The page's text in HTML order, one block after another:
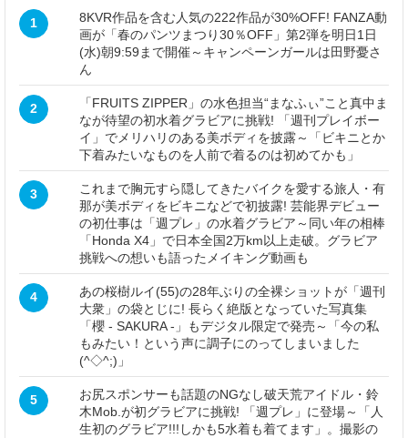
1
8KVR作品を含む人気の222作品が30%OFF! FANZA動
画が「春のパンツまつり30％OFF」第2弾を明日1日
(水)朝9:59まで開催～キャンペーンガールは田野憂さ
ん
2
「FRUITS ZIPPER」の水色担当“まなふぃ”こと真中ま
なが待望の初水着グラビアに挑戦! 「週刊プレイボー
イ」でメリハリのある美ボディを披露～「ビキニとか
下着みたいなものを人前で着るのは初めてかも」
3
これまで胸元すら隠してきたバイクを愛する旅人・有
那が美ボディをビキニなどで初披露! 芸能界デビュー
の初仕事は「週プレ」の水着グラビア～同い年の相棒
「Honda X4」で日本全国2万km以上走破。グラビア
挑戦への想いも語ったメイキング動画も
4
あの桜樹ルイ(55)の28年ぶりの全裸ショットが「週刊
大衆」の袋とじに! 長らく絶版となっていた写真集
「櫻 - SAKURA -」もデジタル限定で発売～「今の私
もみたい！という声に調子にのってしまいました
(^◇^;)」
5
お尻スポンサーも話題のNGなし破天荒アイドル・鈴
木Mob.が初グラビアに挑戦! 「週プレ」に登場～「人
生初のグラビア!!!しかも5水着も着てます」。撮影の